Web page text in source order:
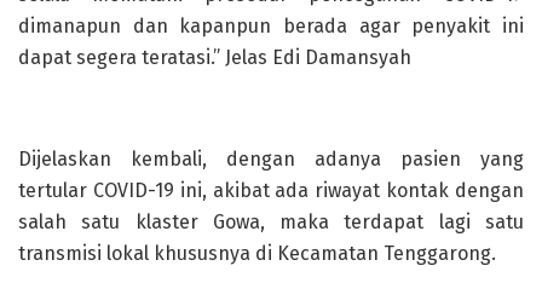
dimanapun dan kapanpun berada agar penyakit ini
dapat segera teratasi.” Jelas Edi Damansyah
Dijelaskan kembali, dengan adanya pasien yang
tertular COVID-19 ini, akibat ada riwayat kontak dengan
salah satu klaster Gowa, maka terdapat lagi satu
transmisi lokal khususnya di Kecamatan Tenggarong.